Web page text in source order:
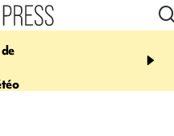
09:14
touristes au Porge,